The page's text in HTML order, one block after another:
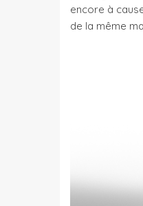
encore à
de la même